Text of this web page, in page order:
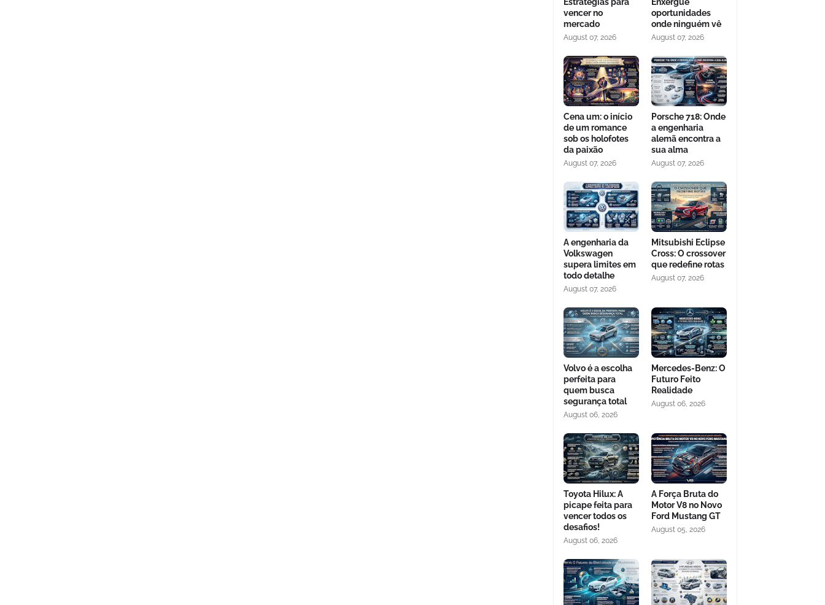
vencer no
mercado
August 07, 2026
oportunidades
onde ninguém vê
August 07, 2026
Cena um: o início
de um romance
sob os holofotes
da paixão
August 07, 2026
Porsche 718: Onde
a engenharia
alemã encontra a
sua alma
August 07, 2026
A engenharia da
Volkswagen
supera limites em
todo detalhe
August 07, 2026
Mitsubishi Eclipse
Cross: O crossover
que redefine rotas
August 07, 2026
Volvo é a escolha
perfeita para
quem busca
segurança total
August 06, 2026
Mercedes-Benz: O
Futuro Feito
Realidade
August 06, 2026
Toyota Hilux: A
picape feita para
vencer todos os
desafios!
August 06, 2026
A Força Bruta do
Motor V8 no Novo
Ford Mustang GT
August 05, 2026